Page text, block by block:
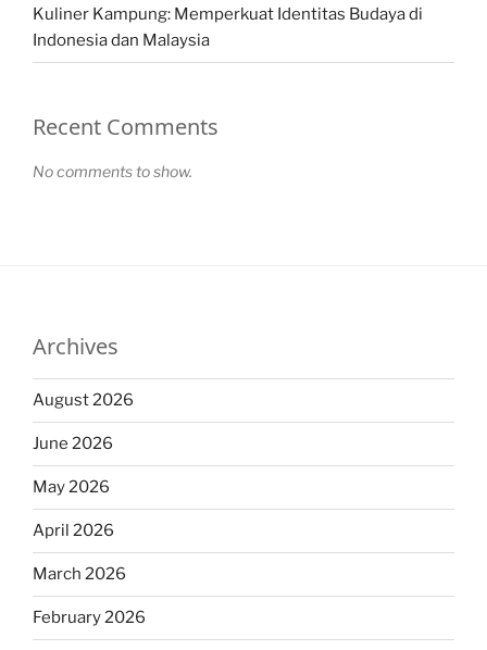
Kuliner Kampung: Memperkuat Identitas Budaya di
Indonesia dan Malaysia
Recent Comments
No comments to show.
Archives
August 2026
June 2026
May 2026
April 2026
March 2026
February 2026